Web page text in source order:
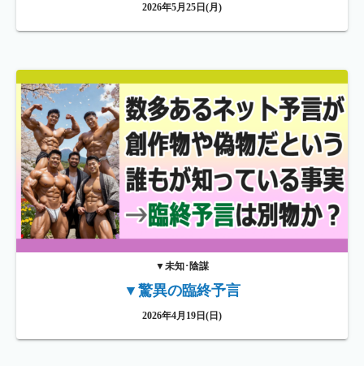
2026年5月25日(月)
▼未知･陰謀
▼驚異の臨終予言
2026年4月19日(日)